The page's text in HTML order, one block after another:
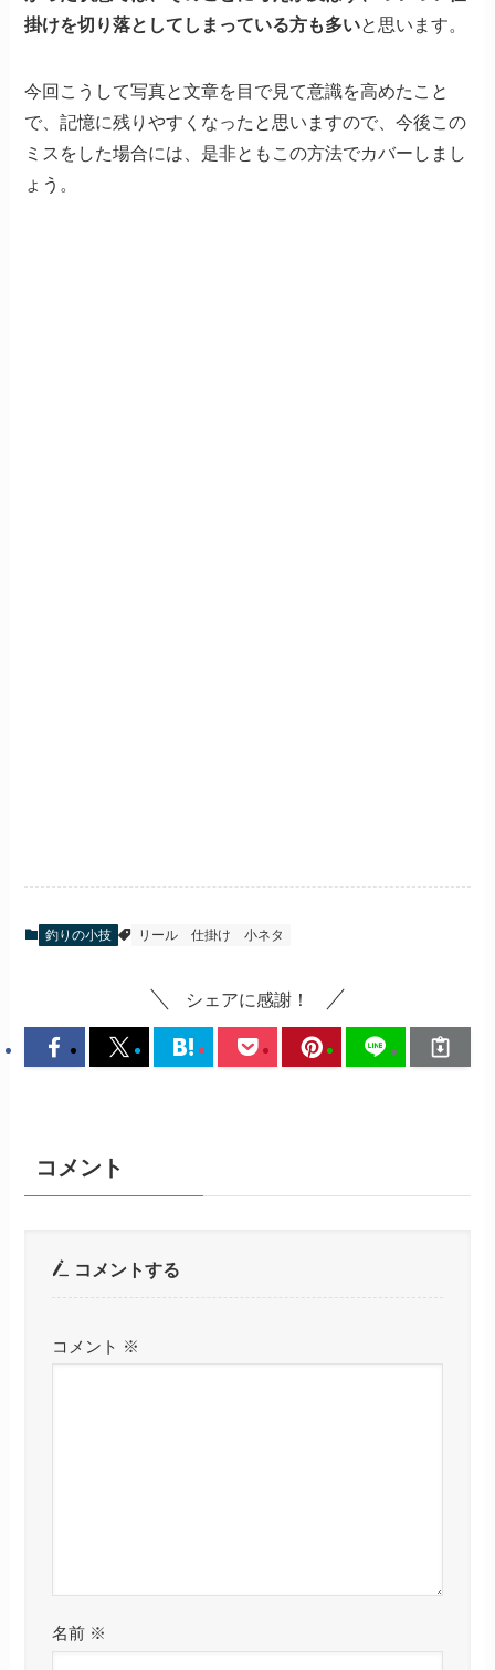
掛けを切り落としてしまっている方も多いと思います。
今回こうして写真と文章を目で見て意識を高めたこと
で、記憶に残りやすくなったと思いますので、今後この
ミスをした場合には、是非ともこの方法でカバーしまし
ょう。
釣りの小技 リール 仕掛け 小ネタ
シェアに感謝！
コメント
コメントする
コメント ※
名前 ※